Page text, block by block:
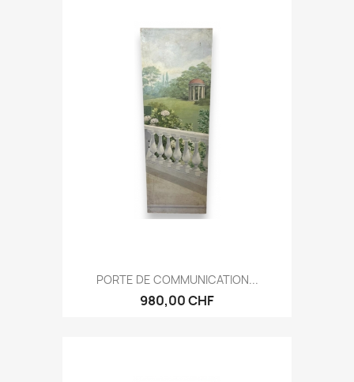
PORTE DE COMMUNICATION...
980,00 CHF